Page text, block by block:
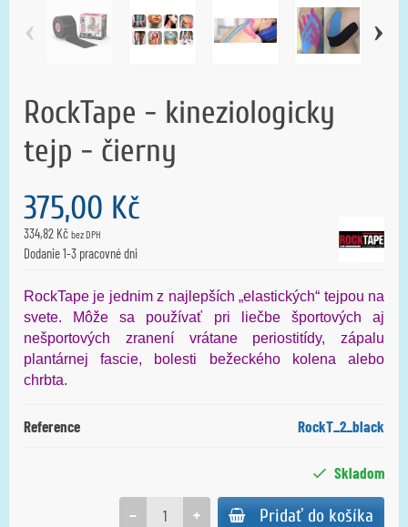
‹ ›
RockTape - kineziologicky
tejp - čierny
375,00 Kč
334,82 Kč bez DPH
Dodanie 1-3 pracovné dni
RockTape je jednim z najlepších „elastických“ tejpou na
svete. Môže sa používať pri liečbe športových aj
nešportových zranení vrátane periostitídy, zápalu
plantárnej fascie, bolesti bežeckého kolena alebo
chrbta.
Reference RockT_2_black
Skladom
+
− Pridať do košíka